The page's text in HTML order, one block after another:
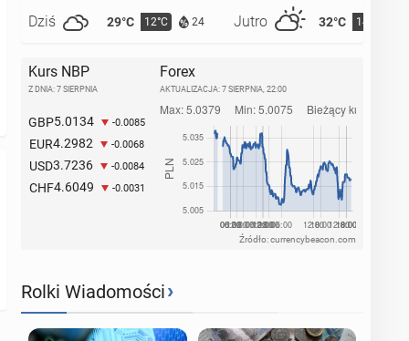
Dziś 29°C 12°C 24 Jutro 32°C 14°C
Kurs NBP
Z DNIA: 7 SIERPNIA
GBP5.0134 -0.0085
EUR4.2982 -0.0068
USD3.7236 -0.0084
CHF4.6049 -0.0031
Forex
AKTUALIZACJA: 7 SIERPNIA, 22:00
Źródło: currencybeacon.com
Rolki Wiadomości›